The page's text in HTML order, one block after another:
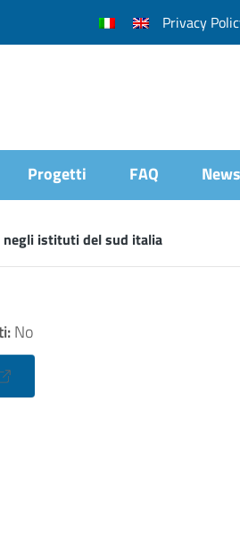
Privacy
Progetti FAQ
negli istituti del sud italia
No